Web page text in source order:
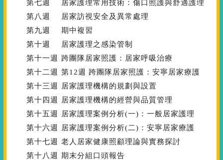
第七週
居家護理常用技術：傷口照護與舒適護理
第八週
居家訪視安全及異常處理
第九週
期中複習
第十週
居家護理之感染管制
第十一週
跨團隊居家照護：居家呼吸治療
第十二週
第12週 跨團隊居家照護：安寧居家療護
第十三週
居家護理機構的規劃與設置
第十四週
居家護理機構的經營與品質管理
第十五週
居家護理案例分析(一)：一般居家護理
第十六週
居家護理案例分析(二)：安寧居家療護
第十七週
老人居家健康照顧理論與實務探討
第十八週
期末分組口頭報告